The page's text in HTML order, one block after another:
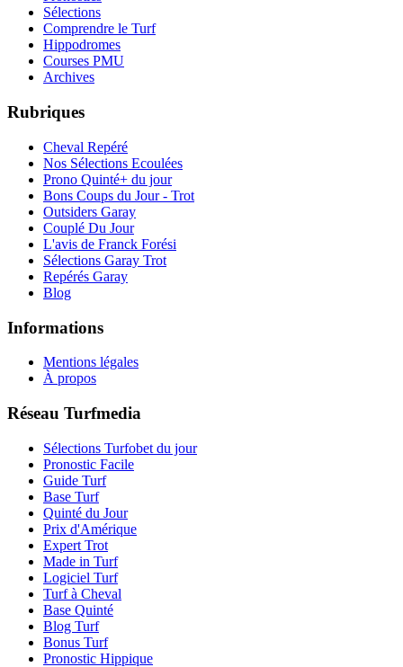
Sélections
Comprendre le Turf
Hippodromes
Courses PMU
Archives
Rubriques
Cheval Repéré
Nos Sélections Ecoulées
Prono Quinté+ du jour
Bons Coups du Jour - Trot
Outsiders Garay
Couplé Du Jour
L'avis de Franck Forési
Sélections Garay Trot
Repérés Garay
Blog
Informations
Mentions légales
À propos
Réseau Turfmedia
Sélections Turfobet du jour
Pronostic Facile
Guide Turf
Base Turf
Quinté du Jour
Prix d'Amérique
Expert Trot
Made in Turf
Logiciel Turf
Turf à Cheval
Base Quinté
Blog Turf
Bonus Turf
Pronostic Hippique